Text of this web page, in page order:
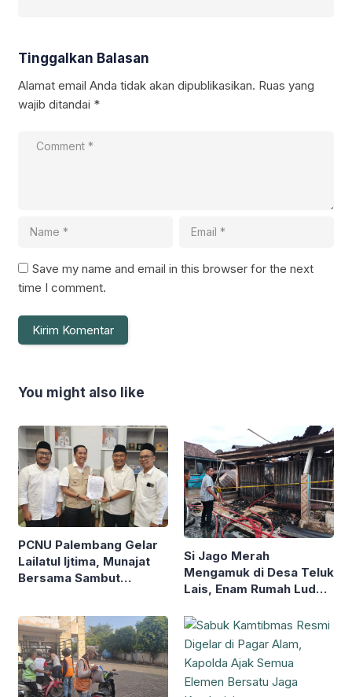
Tinggalkan Balasan
Alamat email Anda tidak akan dipublikasikan. Ruas yang
wajib ditandai *
Save my name and email in this browser for the next
time I comment.
You might also like
PCNU Palembang Gelar
Lailatul Ijtima, Munajat
Bersama Sambut
Si Jago Merah
Mengamuk di Desa Teluk
Lais, Enam Rumah Ludes